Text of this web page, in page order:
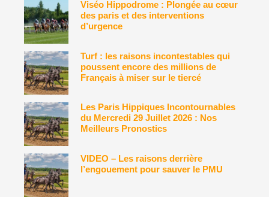
Viséo Hippodrome : Plongée au cœur
des paris et des interventions
d’urgence
Turf : les raisons incontestables qui
poussent encore des millions de
Français à miser sur le tiercé
Les Paris Hippiques Incontournables
du Mercredi 29 Juillet 2026 : Nos
Meilleurs Pronostics
VIDEO – Les raisons derrière
l’engouement pour sauver le PMU